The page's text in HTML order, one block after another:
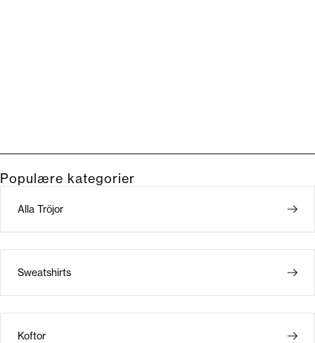
Populære kategorier
Alla Tröjor
Sweatshirts
Koftor